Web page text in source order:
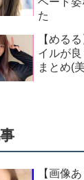
た
【める
イルが
まとめ(
【画像